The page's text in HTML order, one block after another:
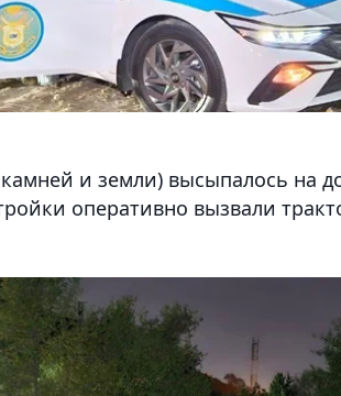
и земли) высыпалось на
оперативно вызвали